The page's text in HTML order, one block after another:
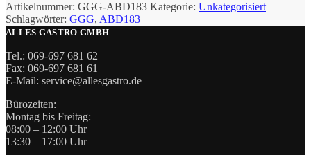
Artikelnummer: GGG-ABD183 Kategorie: Unkategorisiert
Schlagwörter: GGG, ABD183
ALLES GASTRO GMBH
Tel.: 069-697 681 62
Fax: 069-697 681 61
E-Mail: service@allesgastro.de
Bürozeiten:
Montag bis Freitag:
08:00 – 12:00 Uhr
13:30 – 17:00 Uhr